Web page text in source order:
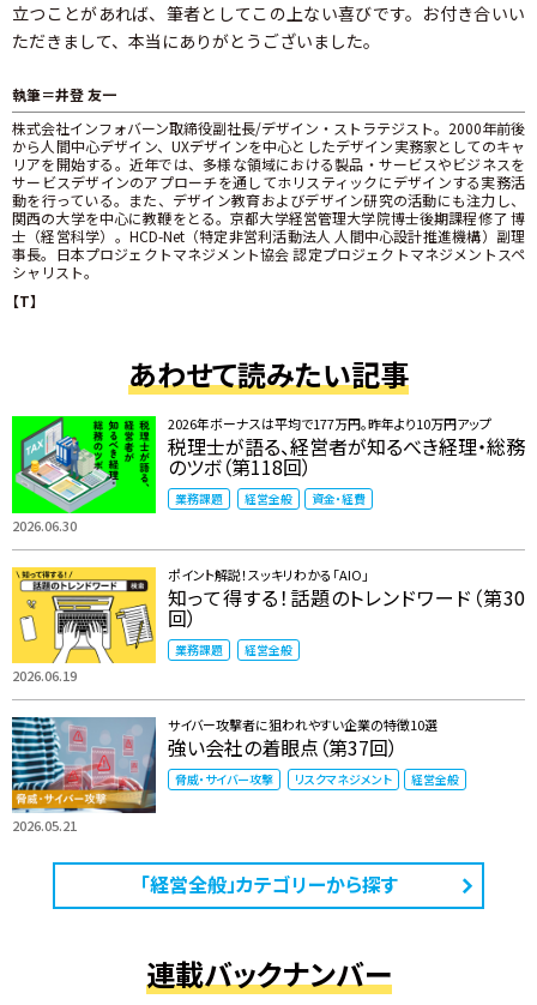
立つことがあれば、筆者としてこの上ない喜びです。お付き合いい
ただきまして、本当にありがとうございました。
執筆＝井登 友一
株式会社インフォバーン取締役副社長/デザイン・ストラテジスト。2000年前後
から人間中心デザイン、UXデザインを中心としたデザイン実務家としてのキャ
リアを開始する。近年では、多様な領域における製品・サービスやビジネスを
サービスデザインのアプローチを通してホリスティックにデザインする実務活
動を行っている。また、デザイン教育およびデザイン研究の活動にも注力し、
関西の大学を中心に教鞭をとる。京都大学経営管理大学院博士後期課程修了 博
士（経営科学）。HCD-Net（特定非営利活動法人 人間中心設計推進機構）副理
事長。日本プロジェクトマネジメント協会 認定プロジェクトマネジメントスペ
シャリスト。
【T】
あわせて読みたい記事
2026.06.30
2026年ボーナスは平均で177万円。昨年より10万円アップ
税理士が語る、経営者が知るべき経理・総務
のツボ（第118回）
業務課題 経営全般 資金・経費
2026.06.19
ポイント解説！スッキリわかる「AIO」
知って得する！話題のトレンドワード（第30
回）
業務課題 経営全般
2026.05.21
サイバー攻撃者に狙われやすい企業の特徴10選
強い会社の着眼点（第37回）
脅威・サイバー攻撃 リスクマネジメント 経営全般
「経営全般」カテゴリーから探す
連載バックナンバー